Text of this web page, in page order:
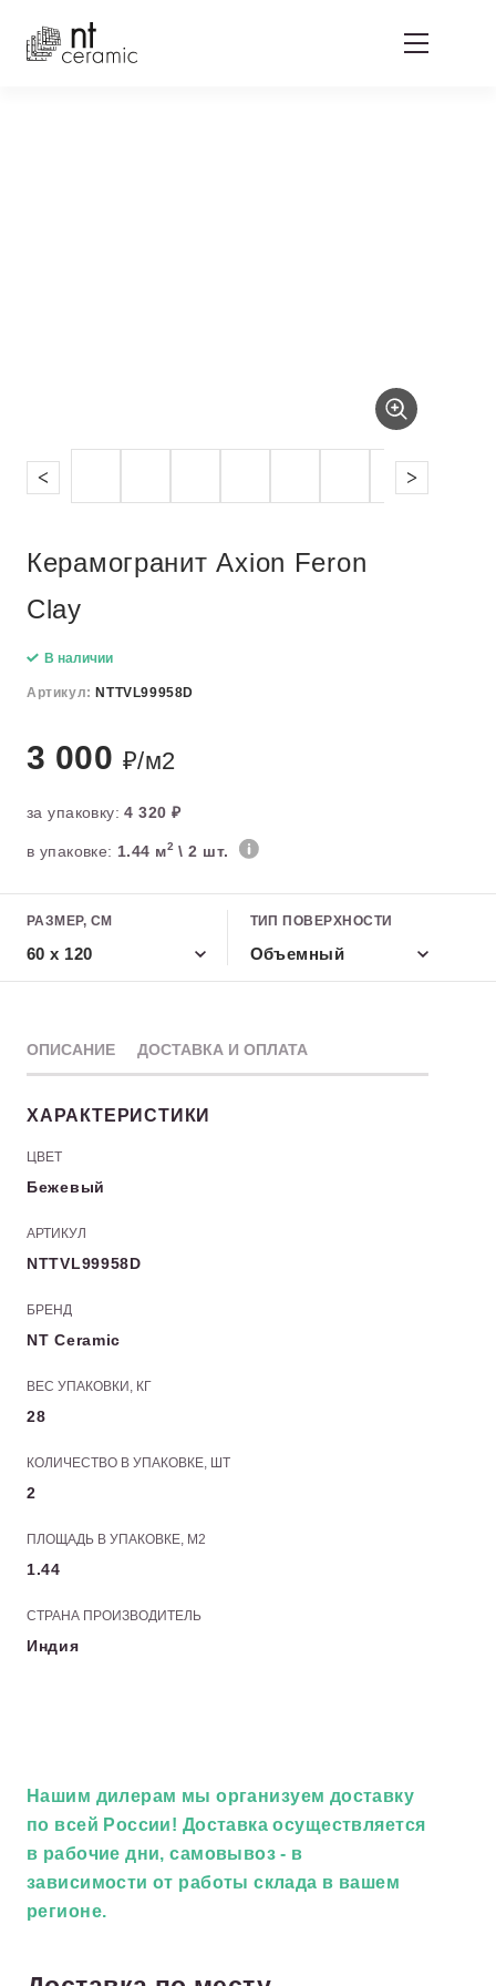
Керамогранит Axion Feron
Clay
В наличии
Артикул: NTTVL99958D
3 000 ₽/м2
за упаковку:4 320 ₽
в упаковке: 1.44 м2 \ 2 шт.
РАЗМЕР, СМ
60 x 120
ТИП ПОВЕРХНОСТИ
Объемный
ОПИСАНИЕ ДОСТАВКА И ОПЛАТА
ХАРАКТЕРИСТИКИ
ЦВЕТ
Бежевый
АРТИКУЛ
NTTVL99958D
БРЕНД
NT Ceramic
ВЕС УПАКОВКИ, КГ
28
КОЛИЧЕСТВО В УПАКОВКЕ, ШТ
2
ПЛОЩАДЬ В УПАКОВКЕ, М2
1.44
СТРАНА ПРОИЗВОДИТЕЛЬ
Индия
Нашим дилерам мы организуем доставку
по всей России! Доставка осуществляется
в рабочие дни, самовывоз - в
зависимости от работы склада в вашем
регионе.